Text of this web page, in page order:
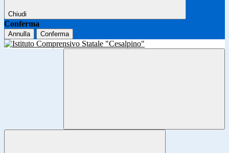
Chiudi
Conferma
Annulla Conferma